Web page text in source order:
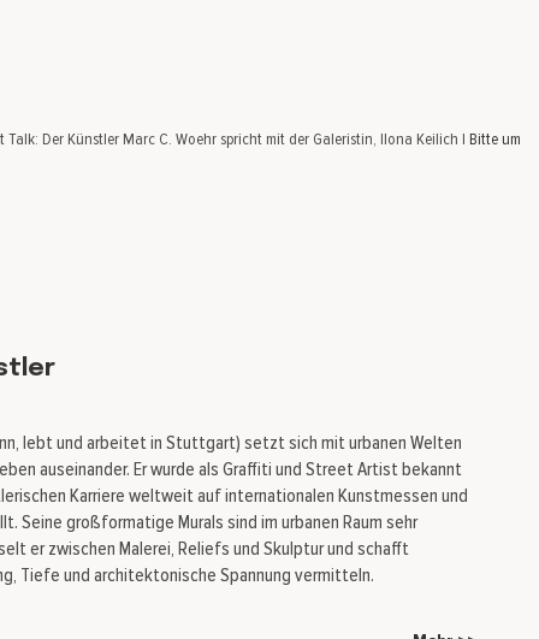
Talk: Der Künstler Marc C. Woehr spricht mit der Galeristin, Ilona Keilich | Bitte um
lebt und arbeitet in Stuttgart) setzt sich mit urbanen Welten
auseinander. Er wurde als Graffiti und Street Artist bekannt
Karriere weltweit auf internationalen Kunstmessen und
Seine großformatige Murals sind im urbanen Raum sehr
er zwischen Malerei, Reliefs und Skulptur und schafft
Tiefe und architektonische Spannung vermitteln.